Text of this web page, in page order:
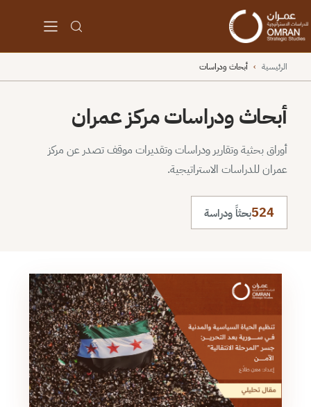
الرئيسية › أبحاث ودراسات
أبحاث ودراسات مركز عمران
أوراق بحثية وتقارير ودراسات وتقديرات موقف تصدر عن مركز
عمران للدراسات الاستراتيجية.
524بحثاً ودراسة